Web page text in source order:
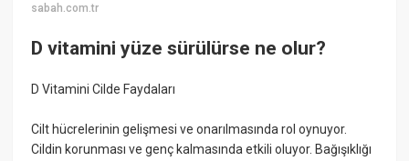
sabah.com.tr
D vitamini yüze sürülürse ne olur?
D Vitamini Cilde Faydaları
Cilt hücrelerinin gelişmesi ve onarılmasında rol oynuyor.
Cildin korunması ve genç kalmasında etkili oluyor. Bağışıklığı